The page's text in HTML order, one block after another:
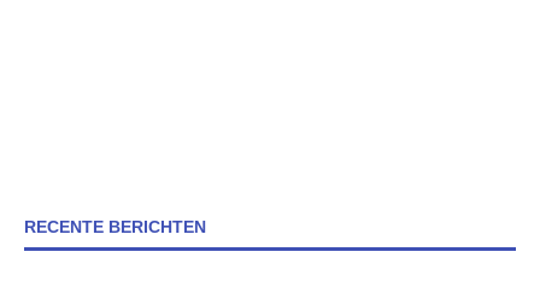
RECENTE BERICHTEN